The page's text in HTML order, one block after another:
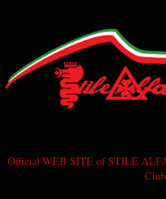
Official WEB SITE of STILE
Club